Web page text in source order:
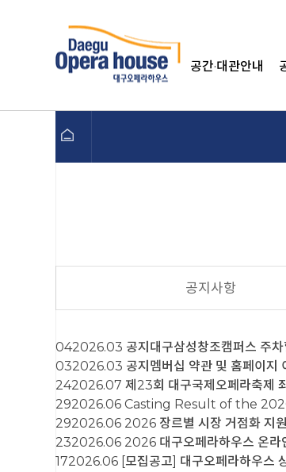
공간·대관안내
유튜브
카카오채널
공지사항
042026.03 공지 대구삼성창조캠퍼스 주
032026.03 공지 멤버십 약관 및 홈페이지
242026.07 제23회 대구국제오페라축제
292026.06 Casting Result of the
292026.06 2026 장르별 시장 거점화 지
232026.06 2026 대구오페라하우스 온라
172026.06 [모집공고] 대구오페라하우스